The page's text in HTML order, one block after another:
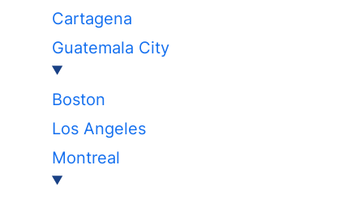
Cartagena
Guatemala City
Boston
Los Angeles
Montreal